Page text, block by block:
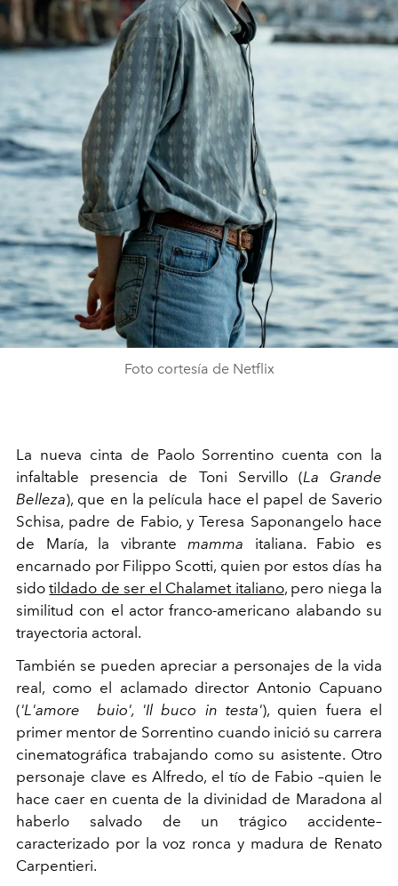
Foto cortesía de Netflix
La nueva cinta de Paolo Sorrentino cuenta con la
infaltable presencia de Toni Servillo (La Grande
Belleza), que en la película hace el papel de Saverio
Schisa, padre de Fabio, y Teresa Saponangelo hace
de María, la vibrantemamma italiana. Fabio es
encarnado por Filippo Scotti, quien por estos días ha
sidotildado de ser el Chalamet italiano, pero niega la
similitud con el actor franco-americano alabando su
trayectoria actoral.
También se pueden apreciar a personajes de la vida
real, como el aclamado director Antonio Capuano
('L'amore buio', 'Il buco in testa'), quien fuera el
primer mentor de Sorrentino cuando inició su carrera
cinematográfica trabajando como su asistente. Otro
personaje clave es Alfredo, el tío de Fabio –quien le
hace caer en cuenta de la divinidad de Maradona al
haberlo salvado de un trágico accidente–
caracterizado por la voz ronca y madura de Renato
Carpentieri.